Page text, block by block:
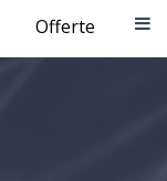
Offerte